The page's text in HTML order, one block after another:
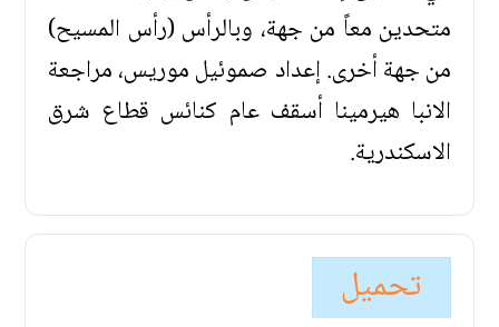
متحدين معاً من جهة، وبالرأس (رأس المسيح)
من جهة أخرى. إعداد صموئيل موريس، مراجعة
الانبا هيرمينا أسقف عام كنائس قطاع شرق
الاسكندرية.
تحميل